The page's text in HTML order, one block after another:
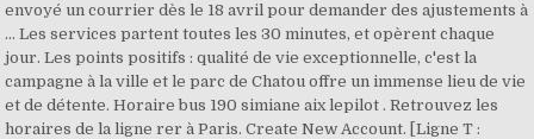
envoyé un courrier dès le 18 avril pour demander des ajustements à
… Les services partent toutes les 30 minutes, et opèrent chaque
jour. Les points positifs : qualité de vie exceptionnelle, c'est la
campagne à la ville et le parc de Chatou offre un immense lieu de vie
et de détente. Horaire bus 190 simiane aix lepilot . Retrouvez les
horaires de la ligne rer à Paris. Create New Account. [Ligne T :